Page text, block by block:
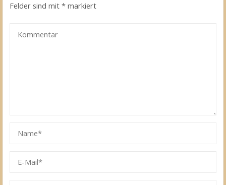
Felder sind mit* markiert